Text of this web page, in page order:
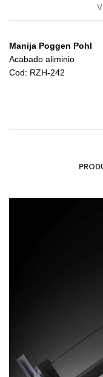
Manija Poggen Pohl
Acabado aliminio
Cod: RZH-242